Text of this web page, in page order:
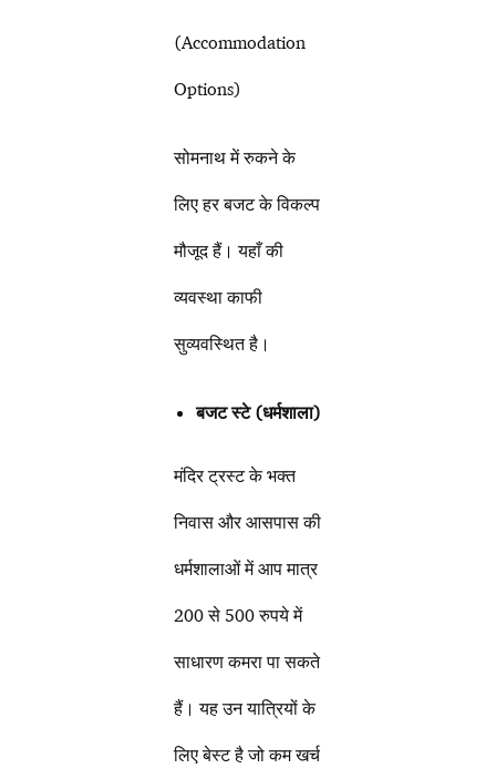
(Accommodation
Options)
सोमनाथ में रुकने के
लिए हर बजट के विकल्प
मौजूद हैं। यहाँ की
व्यवस्था काफी
सुव्यवस्थित है।
बजट स्टे (धर्मशाला)
मंदिर ट्रस्ट के भक्त
निवास और आसपास की
धर्मशालाओं में आप मात्र
200 से 500 रुपये में
साधारण कमरा पा सकते
हैं। यह उन यात्रियों के
लिए बेस्ट है जो कम खर्च